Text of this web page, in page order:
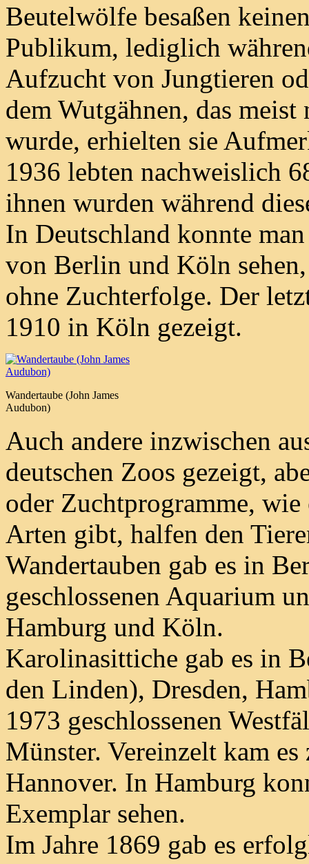
Beutelwölfe besaßen
Publikum, lediglich
Aufzucht von Jungtieren
dem Wutgähnen, das
wurde, erhielten sie
1936 lebten nachweislich
ihnen wurden während
In Deutschland konnte
von Berlin und Köln
ohne Zuchterfolge. Der
1910 in Köln gezeigt.
Wandertaube (John James
Audubon)
Auch andere inzwischen
deutschen Zoos gezeigt,
oder Zuchtprogramme,
Arten gibt, halfen den
Wandertauben gab es in
geschlossenen Aquarium
Hamburg und Köln.
Karolinasittiche gab es in
den Linden), Dresden,
1973 geschlossenen
Münster. Vereinzelt kam
Hannover. In Hamburg
Exemplar sehen.
Im Jahre 1869 gab es